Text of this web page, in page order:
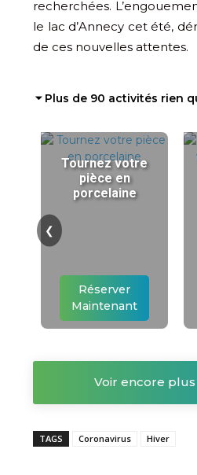
recherchées.
le lac d’Annecy cet été,
de ces nouvelles attentes.
⏷ Plus de 90 activités rien
Tournez votre
pièce en
porcelaine
Réserver
Maintenant
❮
Voir encore
TAGS Coronavirus Hiver